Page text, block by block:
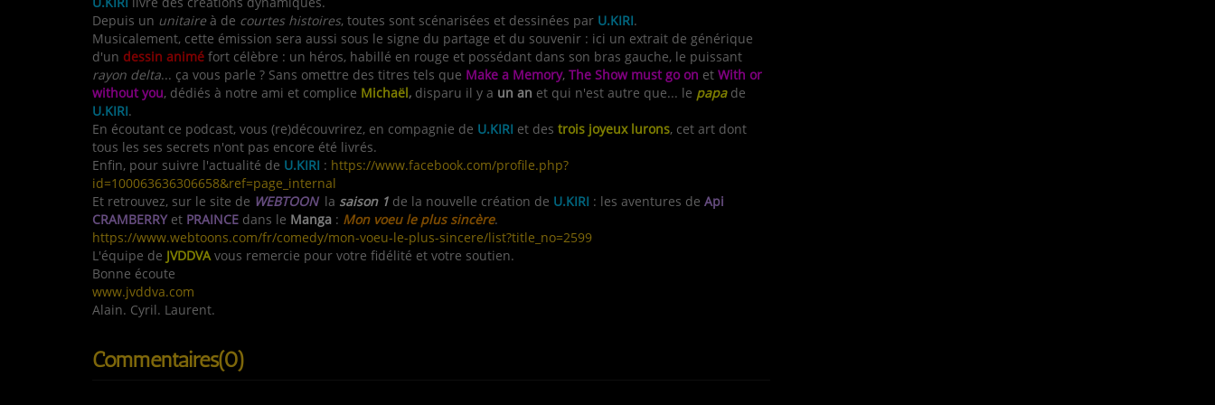
Depuis un unitaireà de courtes histoires, toutes sont scénarisées et dessinées par U.KIRI.
Musicalement, cette émission sera aussi sous le signe du partage et du souvenir : ici un extrait de générique
d'un dessin animé fort célèbre : un héros, habillé en rouge et possédant dans son bras gauche, le puissant
rayon delta... ça vous parle ? Sans omettre des titres tels que Make a Memory, The Show must go on et With or
without you, dédiés à notre ami et complice Michaël, disparu il y a un an et qui n'est autre que... le papa de
U.KIRI.
En écoutant ce podcast, vous (re)découvrirez, en compagnie de U.KIRI et des trois joyeux lurons, cet art dont
tous les ses secrets n'ont pas encore été livrés.
Enfin, pour suivre l'actualité de U.KIRI : https://www.facebook.com/profile.php?
id=100063636306658&ref=page_internal
Et retrouvez, sur le site de WEBTOON, la saison 1 de la nouvelle création de U.KIRI : les aventures de Api
CRAMBERRYet PRAINCE dans le Manga : Mon voeu le plus sincère.
https://www.webtoons.com/fr/comedy/mon-voeu-le-plus-sincere/list?title_no=2599
L'équipe de JVDDVAvous remercie pour votre fidélité et votre soutien.
Bonne écoute
www.jvddva.com
Alain. Cyril. Laurent.
Commentaires(0)